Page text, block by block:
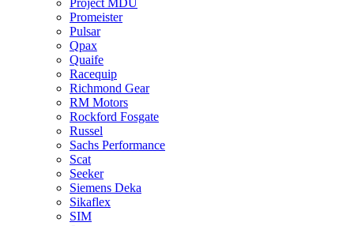
Project MDU
Promeister
Pulsar
Qpax
Quaife
Racequip
Richmond Gear
RM Motors
Rockford Fosgate
Russel
Sachs Performance
Scat
Seeker
Siemens Deka
Sikaflex
SIM